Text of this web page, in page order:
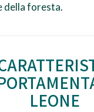
della foresta.
LEONE